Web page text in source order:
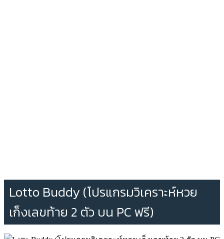
Lotto Buddy (โปรแกรมวิเคราะห์หวย
เก็งเลขท้าย 2 ตัว บน PC ฟรี)